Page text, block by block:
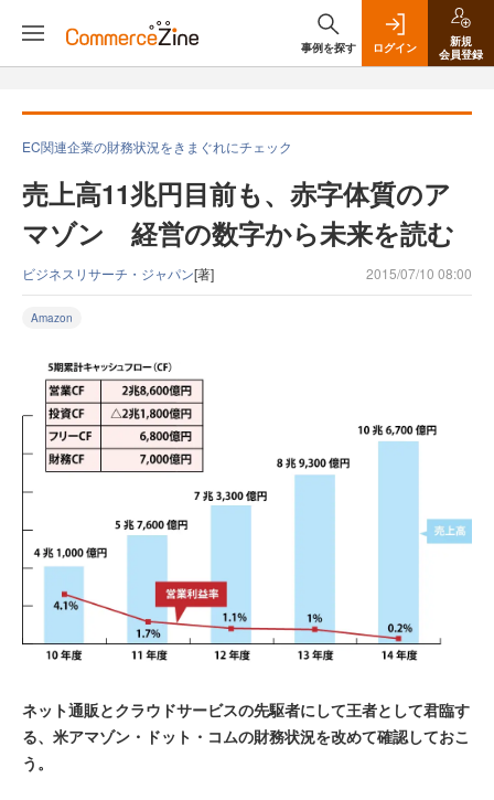
事例を探す ログイン
新規
会員登録
EC関連企業の財務状況をきまぐれにチェック
売上高11兆円目前も、赤字体質のア
マゾン 経営の数字から未来を読む
ビジネスリサーチ・ジャパン[著] 2015/07/10 08:00
Amazon
ネット通販とクラウドサービスの先駆者にして王者として君臨す
る、米アマゾン・ドット・コムの財務状況を改めて確認しておこ
う。